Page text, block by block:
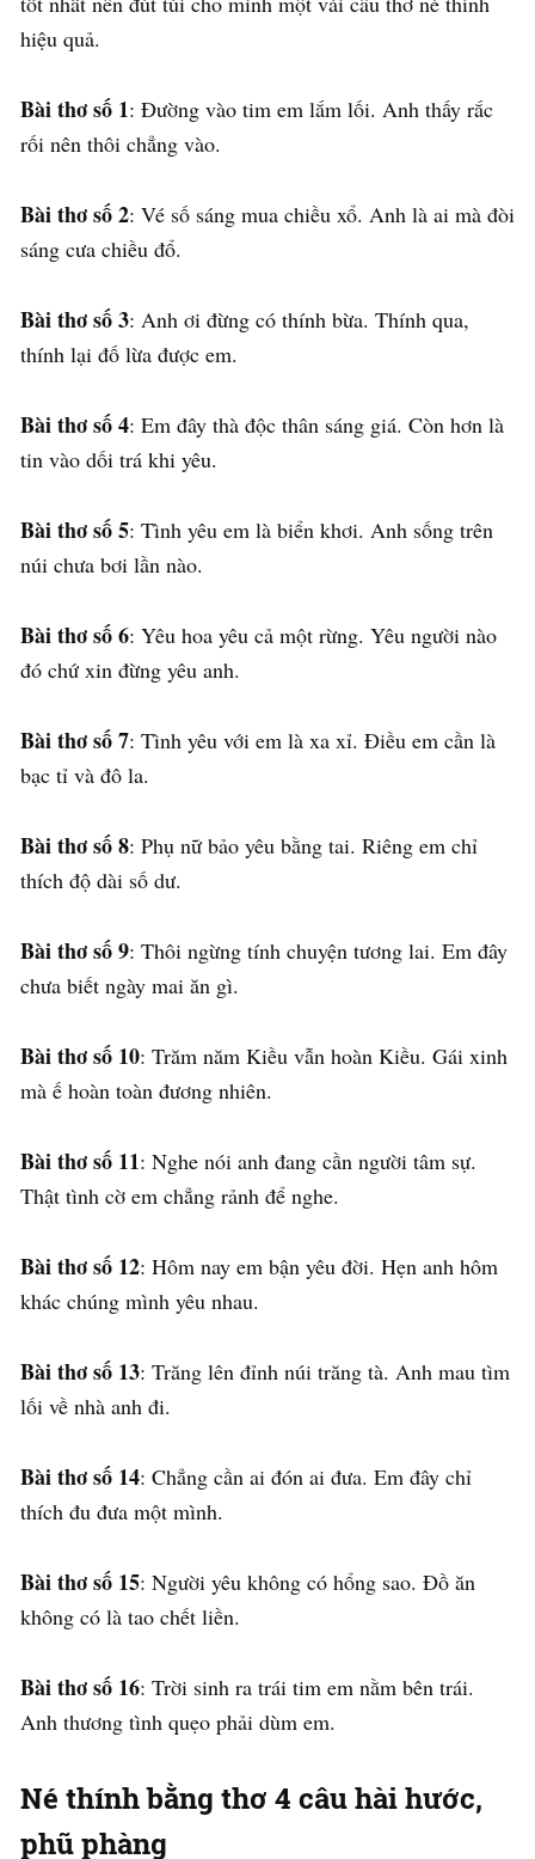
hiệu quả.
Bài thơ số 1: Đường vào tim em lắm lối. Anh thấy rắc
rối nên thôi chẳng vào.
Bài thơ số 2: Vé số sáng mua chiều xổ. Anh là ai mà đòi
sáng cưa chiều đổ.
Bài thơ số 3: Anh ơi đừng có thính bừa. Thính qua,
thính lại đố lừa được em.
Bài thơ số 4: Em đây thà độc thân sáng giá. Còn hơn là
tin vào dối trá khi yêu.
Bài thơ số 5: Tình yêu em là biển khơi. Anh sống trên
núi chưa bơi lần nào.
Bài thơ số 6: Yêu hoa yêu cả một rừng. Yêu người nào
đó chứ xin đừng yêu anh.
Bài thơ số 7: Tình yêu với em là xa xỉ. Điều em cần là
bạc tỉ và đô la.
Bài thơ số 8: Phụ nữ bảo yêu bằng tai. Riêng em chỉ
thích độ dài số dư.
Bài thơ số 9: Thôi ngừng tính chuyện tương lai. Em đây
chưa biết ngày mai ăn gì.
Bài thơ số 10: Trăm năm Kiều vẫn hoàn Kiều. Gái xinh
mà ế hoàn toàn đương nhiên.
Bài thơ số 11: Nghe nói anh đang cần người tâm sự.
Thật tình cờ em chẳng rảnh để nghe.
Bài thơ số 12: Hôm nay em bận yêu đời. Hẹn anh hôm
khác chúng mình yêu nhau.
Bài thơ số 13: Trăng lên đỉnh núi trăng tà. Anh mau tìm
lối về nhà anh đi.
Bài thơ số 14: Chẳng cần ai đón ai đưa. Em đây chỉ
thích đu đưa một mình.
Bài thơ số 15: Người yêu không có hổng sao. Đồ ăn
không có là tao chết liền.
Bài thơ số 16: Trời sinh ra trái tim em nằm bên trái.
Anh thương tình quẹo phải dùm em.
Né thính bằng thơ 4 câu hài hước,
phũ phàng